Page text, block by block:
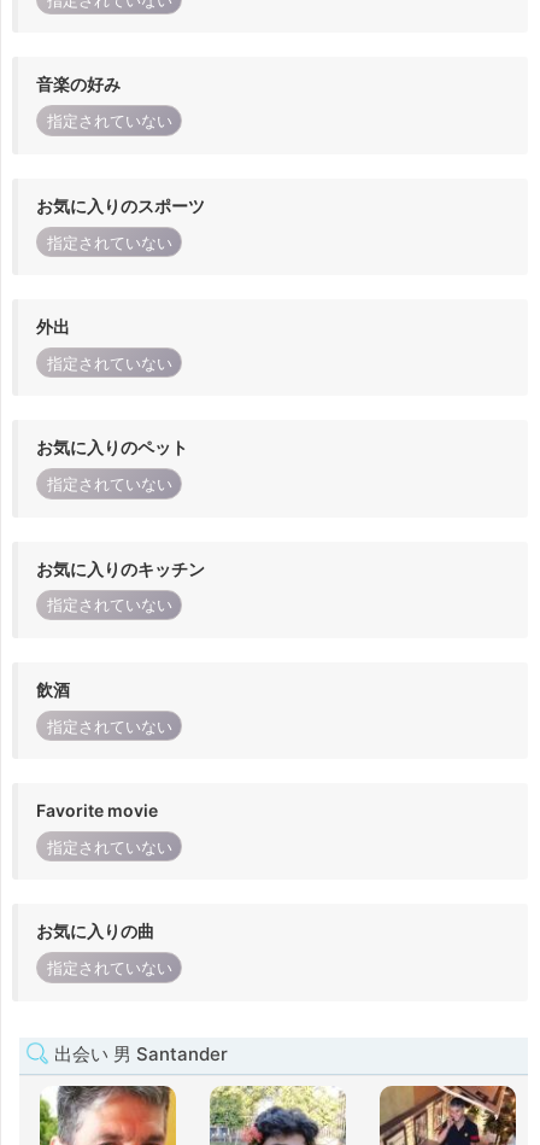
音楽の好み
指定されていない
お気に入りのスポーツ
指定されていない
外出
指定されていない
お気に入りのペット
指定されていない
お気に入りのキッチン
指定されていない
飲酒
指定されていない
Favorite movie
指定されていない
お気に入りの曲
指定されていない
出会い 男 Santander